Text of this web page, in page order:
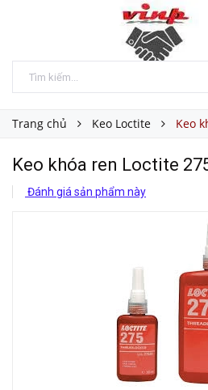
Trang chủ Keo Loctite Keo
Keo khóa ren Loctite
Đánh giá sản phẩm này